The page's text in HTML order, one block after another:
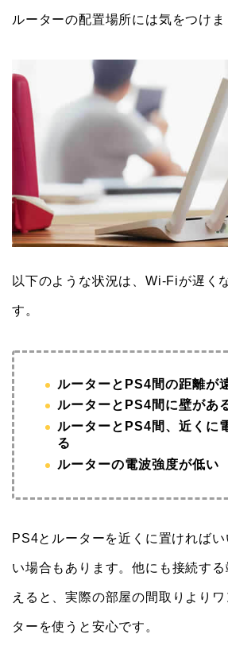
ルーターの配置場所には気をつけま
以下のような状況は、Wi-Fiが遅く
す。
ルーターとPS4間の距離が
ルーターとPS4間に壁があ
ルーターとPS4間、近くに
る
ルーターの電波強度が低い
PS4とルーターを近くに置ければ
い場合もあります。他にも接続す
えると、実際の部屋の間取りより
ターを使うと安心です。